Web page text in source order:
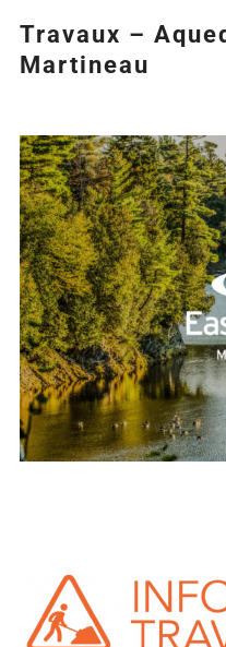
Travaux –
Martineau
Agrandir
l&apos;image